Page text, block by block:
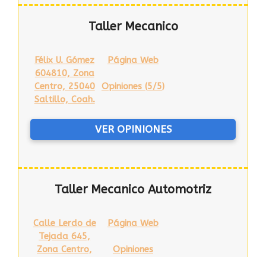
Taller Mecanico
Félix U. Gómez
604810, Zona
Centro, 25040
Saltillo, Coah.
Página Web
Opiniones (5/5)
VER OPINIONES
Taller Mecanico Automotriz
Calle Lerdo de
Tejada 645,
Zona Centro,
Página Web
Opiniones